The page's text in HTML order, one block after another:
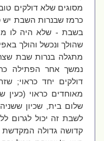
מסוגים שלא דולקים טוב
כרמז שבנרות השבת יש
בשבת - שלא היה לו ממה
שהולך ונכשל והולך
מתגלה בנרות שבת
נמשך אחר הפתילה
דולקים יחד כראוי;
מאוחדים כראוי (כעין
שלום בית, שכיון
לשבת זה יכול לגרום
קדושה גדולה המקדשת